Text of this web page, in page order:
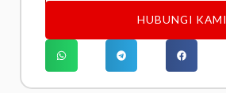
HUBUNGI KAMI